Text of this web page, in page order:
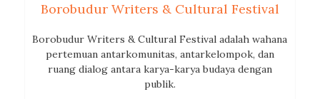
Borobudur Writers & Cultural Festival
Borobudur Writers & Cultural Festival adalah wahana
pertemuan antarkomunitas, antarkelompok, dan
ruang dialog antara karya-karya budaya dengan
publik.